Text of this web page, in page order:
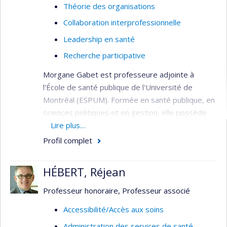
Théorie des organisations
Collaboration interprofessionnelle
Leadership en santé
Recherche participative
Morgane Gabet est professeure adjointe à
l'École de santé publique de l'Université de
Montréal (ESPUM). Formée en santé publique, en
sciences politiques et en gestion, elle possède
une expertise en lien avec l’organisation des
soins en santé mentale. Elle s’intéresse plus
politiques, programmes et leur gouvernance, et
l’équité dans l’accessibilité aux soins et services
majoritairement des méthodes de recherche-
Lire plus…
Profil complet
HÉBERT, Réjean
Professeur honoraire, Professeur associé
Accessibilité/Accès aux soins